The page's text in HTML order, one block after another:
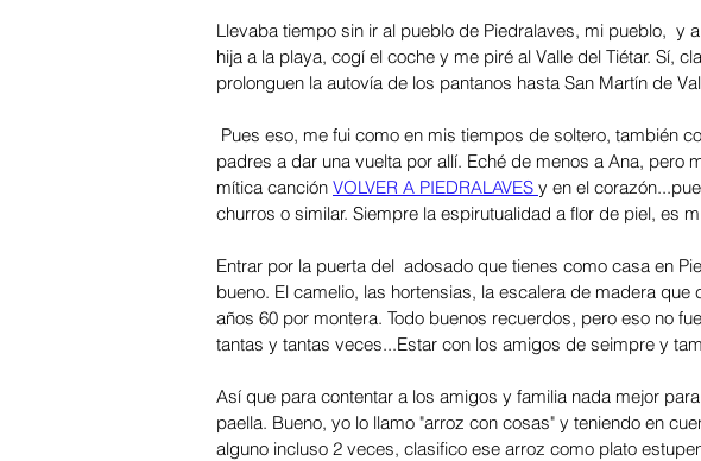
Llevaba tiempo sin ir al pueblo de Piedralaves, mi pueblo,  y
hija a la playa, cogí el coche y me piré al Valle del Tiétar. Sí,
prolonguen la autovía de los pantanos hasta San Martín de
padres a dar una vuelta por allí. Eché de menos a Ana, pero
mítica canción VOLVER A PIEDRALAVES y en el
churros o similar. Siempre la espirutualidad a flor de piel, es
Entrar por la puerta del  adosado que tienes como casa en
bueno. El camelio, las hortensias, la escalera de madera
años 60 por montera. Todo buenos recuerdos, pero eso no
tantas y tantas veces...Estar con los amigos de seimpre y
Así que para contentar a los amigos y familia nada mejor
paella. Bueno, yo lo llamo "arroz con cosas" y teniendo en
alguno incluso 2 veces, clasifico ese arroz como plato